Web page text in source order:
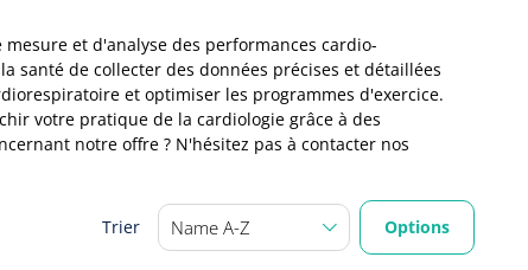
mesure et d'analyse des performances cardio-
santé de collecter des données précises et détaillées
et optimiser les programmes d'exercice.
votre pratique de la cardiologie grâce à des
notre offre ? N'hésitez pas à contacter nos
Trier Options